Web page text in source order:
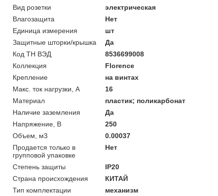
Вид розетки
электрическая
Влагозащита
Нет
Единица измерения
шт
Защитные шторки/крышка
Да
Код ТН ВЭД
8536699008
Коллекция
Florence
Крепление
на винтах
Макс. ток нагрузки, А
16
Материал
пластик; поликарбонат
Наличие заземления
Да
Напряжение, В
250
Объем, м3
0.00037
Продается только в
групповой упаковке
Нет
Степень защиты
IP20
Страна происхождения
КИТАЙ
Тип комплектации
механизм